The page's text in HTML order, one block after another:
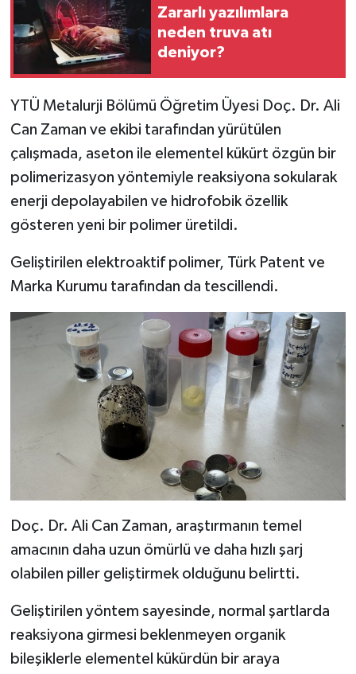
Zararlı yazılımlara
neden truva atı
deniyor?
YTÜ Metalurji Bölümü Öğretim Üyesi Doç. Dr. Ali
Can Zaman ve ekibi tarafından yürütülen
çalışmada, aseton ile elementel kükürt özgün bir
polimerizasyon yöntemiyle reaksiyona sokularak
enerji depolayabilen ve hidrofobik özellik
gösteren yeni bir polimer üretildi.
Geliştirilen elektroaktif polimer, Türk Patent ve
Marka Kurumu tarafından da tescillendi.
Doç. Dr. Ali Can Zaman, araştırmanın temel
amacının daha uzun ömürlü ve daha hızlı şarj
olabilen piller geliştirmek olduğunu belirtti.
Geliştirilen yöntem sayesinde, normal şartlarda
reaksiyona girmesi beklenmeyen organik
bileşiklerle elementel kükürdün bir araya
Hisarcık
İlçeler
Kültür Sanat
Kütahya
Magazin
Pazarlar
Politika
Resmi İlan
Rüya Tabirleri
Sağlık
Simav
Siyaset
Spor
Tavşanlı